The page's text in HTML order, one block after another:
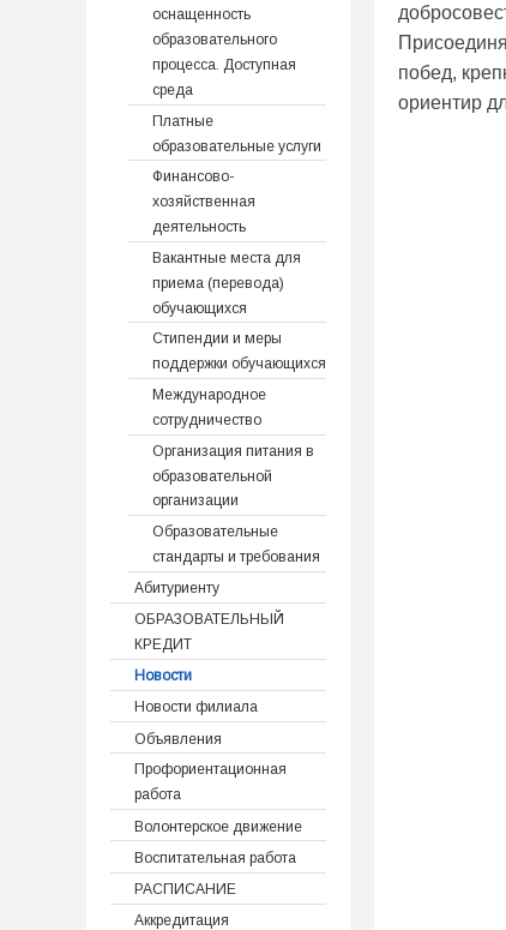
побед,
ориентир
оснащенность
образовательного
процесса. Доступная
среда
Платные
образовательные услуги
Финансово-
хозяйственная
деятельность
Вакантные места для
приема (перевода)
обучающихся
Стипендии и меры
поддержки обучающихся
Международное
сотрудничество
Организация питания в
образовательной
организации
Образовательные
стандарты и требования
Абитуриенту
ОБРАЗОВАТЕЛЬНЫЙ
КРЕДИТ
Новости
Новости филиала
Объявления
Профориентационная
работа
Волонтерское движение
Воспитательная работа
РАСПИСАНИЕ
Аккредитация